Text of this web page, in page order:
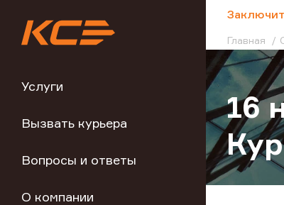
Услуги
Вызвать курьера
Вопросы и ответы
О компании
Главная
16